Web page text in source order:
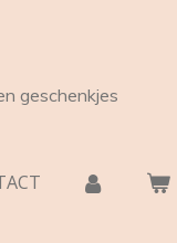
geschenkjes